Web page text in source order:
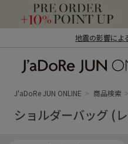
地震の影響によ
ン オンライン）
J'aDoRe JUN ONLINE 商品検索
ショルダーバッグ (